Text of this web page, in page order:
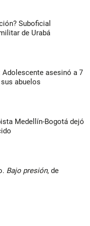
Suboficial
de Urabá
Adolescente asesinó a 7
abuelos
Medellín-Bogotá dejó
Bajo presión, de